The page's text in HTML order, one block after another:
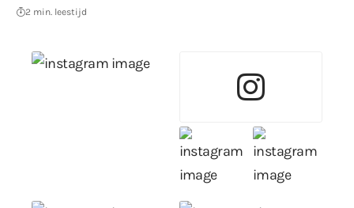
2 min. leestijd